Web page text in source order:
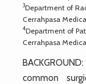
3Department of
Cerrahpasa
4Department of
Cerrahpasa
common